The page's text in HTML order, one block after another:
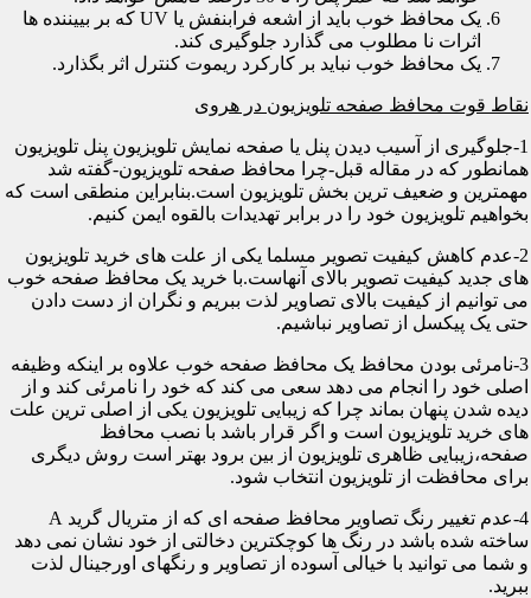
یک محافظ خوب باید از اشعه فرابنفش یا UV که بر بییننده ها
اثرات نا مطلوب می گذارد جلوگیری کند.
یک محافظ خوب نباید بر کارکرد ریموت کنترل اثر بگذارد.
نقاط قوت محافظ صفحه تلویزیون در هروی
1-جلوگیری از آسیب دیدن پنل یا صفحه نمایش تلویزیون پنل تلویزیون
همانطور که در مقاله قبل-چرا محافظ صفحه تلویزیون-گفته شد
مهمترین و ضعیف ترین بخش تلویزیون است.بنابراین منطقی است که
بخواهیم تلویزیون خود را در برابر تهدیدات بالقوه ایمن کنیم.
2-عدم کاهش کیفیت تصویر مسلما یکی از علت های خرید تلویزیون
های جدید کیفیت تصویر بالای آنهاست.با خرید یک محافظ صفحه خوب
می توانیم از کیفیت بالای تصاویر لذت ببریم و نگران از دست دادن
حتی یک پیکسل از تصاویر نباشیم.
3-نامرئی بودن محافظ یک محافظ صفحه خوب علاوه بر اینکه وظیفه
اصلی خود را انجام می دهد سعی می کند که خود را نامرئی کند و از
دیده شدن پنهان بماند چرا که زیبایی تلویزیون یکی از اصلی ترین علت
های خرید تلویزیون است و اگر قرار باشد با نصب محافظ
صفحه،زیبایی ظاهری تلویزیون از بین برود بهتر است روش دیگری
برای محافظت از تلویزیون انتخاب شود.
4-عدم تغییر رنگ تصاویر محافظ صفحه ای که از متریال گرید A
ساخته شده باشد در رنگ ها کوچکترین دخالتی از خود نشان نمی دهد
و شما می توانید با خیالی آسوده از تصاویر و رنگهای اورجینال لذت
ببرید.